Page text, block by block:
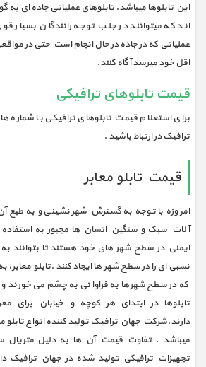
این تابلوها میباشد. تابلوهای عملیاتی جاده ای به
اند که میتوانند در جلب توجه رانندگان بسیار
عملیاتی که در جاده در حال انجام است حتی در
اقل خود میرسد آگاه کنند.
قیمت تابلوهای ترافیکی
برای استعلام قیمت تابلوهای ترافیکی با
ترافیک در ارتباط باشید .
قیمت تابلو معابر
امروزه با توجه به گسترش شهر نشینی و به طبع آن
آلات سبک و سنگین انسان ها مجبور به استفاده
ايمني در سطح شهر های خود هستند تا بتوانند
نسبی ای را در سطح شهر ها ایجاد کنند .تابلو
که در سطح شهرها به فراوانی به چشم می خورند و
تابلوها در ابتدای هر کوچه و خیابان برای
دارند.شرکت جهان ترافیک تولید کننده انواع تابلو
میباشد . تفاوت قیمت آن ها به دلیل
تجهیزات ترافیکی تولید شده در جهان ترافیک